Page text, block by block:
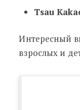
Tsau
Интересный
взрослых и